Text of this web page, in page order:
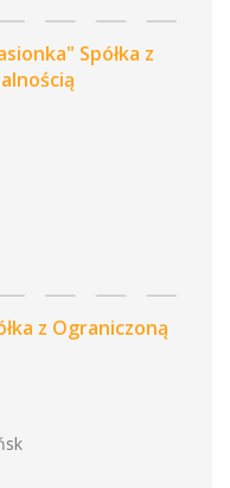
Spółka z
z Ograniczoną